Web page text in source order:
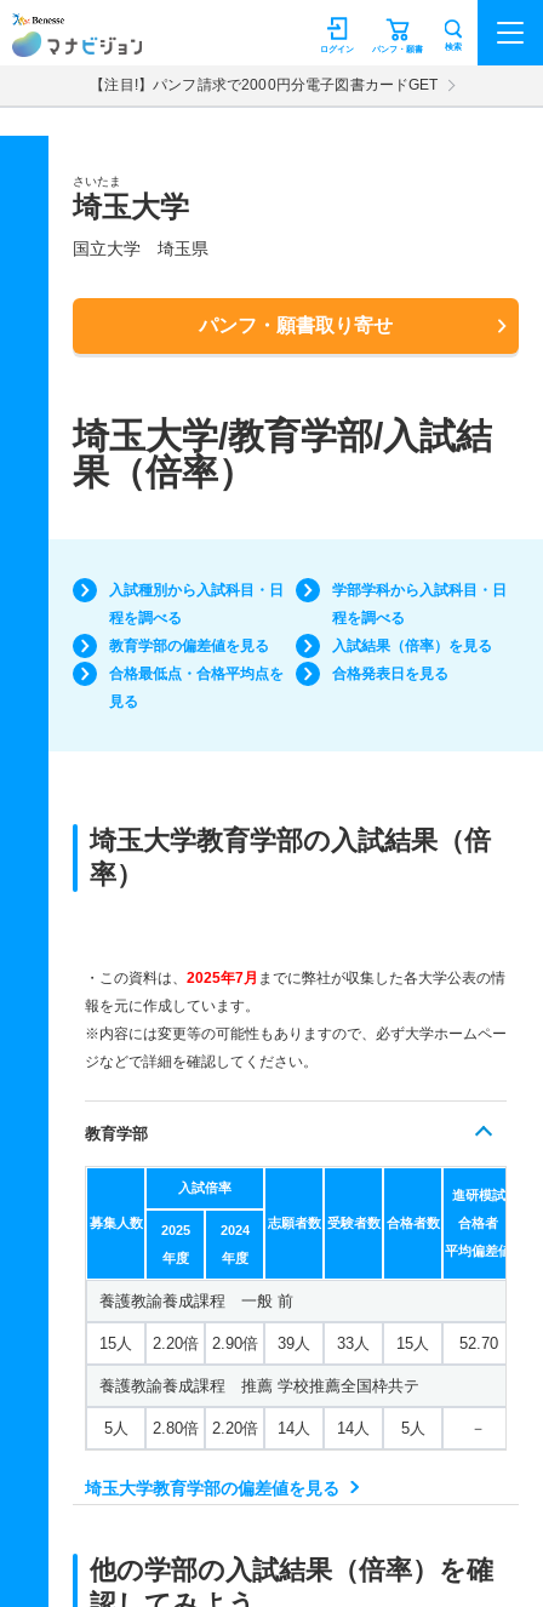
マナビジョン パンフ・願書
ログイン 検索
【注目!】パンフ請求で2000円分電子図書カードGET
さいたま
埼玉大学
国立大学 埼玉県
パンフ・願書取り寄せ
埼玉大学/教育学部/入試結
果（倍率）
入試種別から入試科目・日
程を調べる
学部学科から入試科目・日
程を調べる
教育学部の偏差値を見る
入試結果（倍率）を見る
合格最低点・合格平均点を
見る
合格発表日を見る
埼玉大学教育学部の入試結果（倍
率）
・この資料は、 2025年7月 までに弊社が収集した各大学公表の情
報を元に作成しています。
※内容には変更等の可能性もありますので、必ず大学ホームペー
ジなどで詳細を確認してください。
教育学部
募集人数
入試倍率
志願者数 受験者数 合格者数
進研模試
合格者
平均偏差値
2025
年度
2024
年度
養護教諭養成課程 一般 前
15人 2.20倍 2.90倍 39人 33人 15人 52.70
養護教諭養成課程 推薦 学校推薦全国枠共テ
5人 2.80倍 2.20倍 14人 14人 5人 －
埼玉大学教育学部の偏差値を見る
他の学部の入試結果（倍率）を確